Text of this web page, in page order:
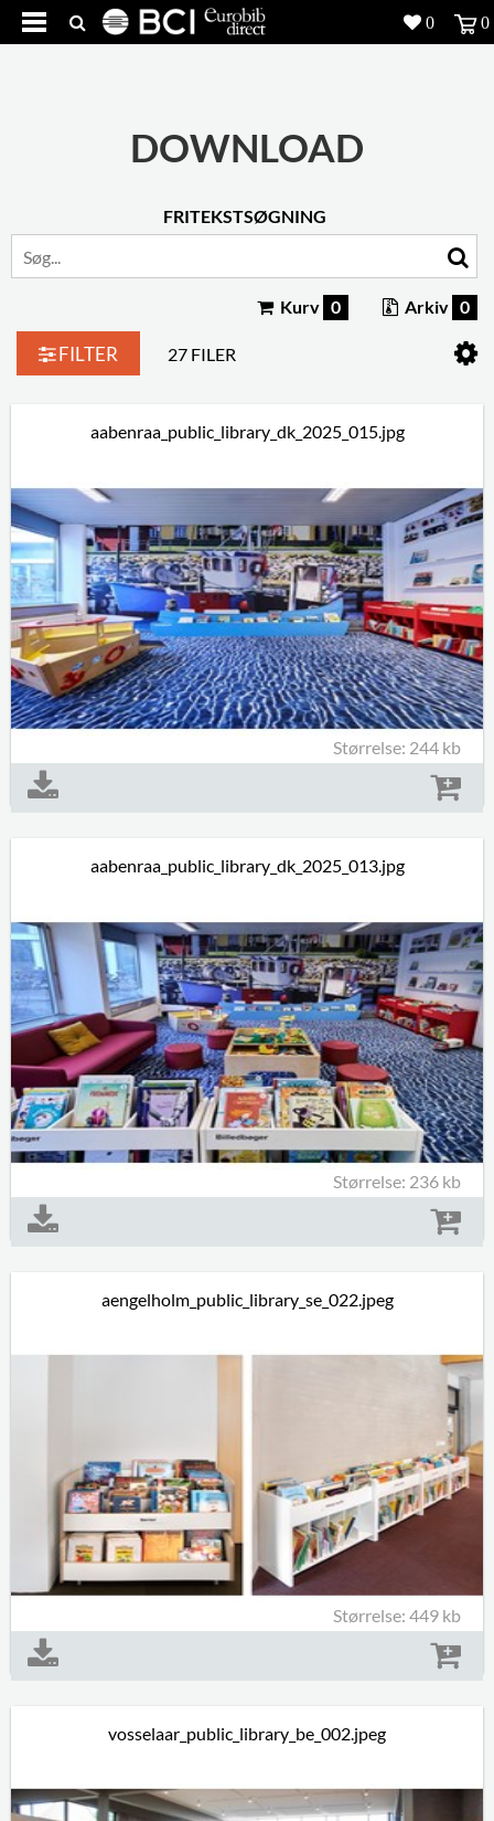
Download
8
Kontakt os
DOWNLOAD
FRITEKSTSØGNING
Kurv 0 Arkiv 0
FILTER 27 FILER
aabenraa_public_library_dk_2025_015.jpg
Størrelse: 244 kb
aabenraa_public_library_dk_2025_013.jpg
Størrelse: 236 kb
aengelholm_public_library_se_022.jpeg
Størrelse: 449 kb
vosselaar_public_library_be_002.jpeg
0 0